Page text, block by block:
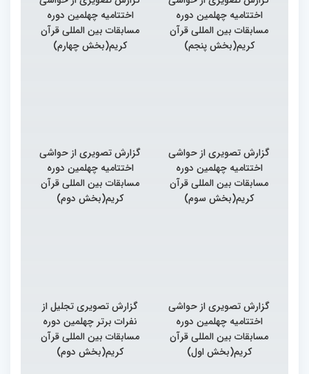
اختتامیه چهلمین دوره
مسابقات بین المللی قرآن
کریم(بخش پنجم)
اختتامیه چهلمین دوره
مسابقات بین المللی قرآن
کریم(بخش چهارم)
گزارش تصویری از حواشی
اختتامیه چهلمین دوره
مسابقات بین المللی قرآن
کریم(بخش سوم)
گزارش تصویری از حواشی
اختتامیه چهلمین دوره
مسابقات بین المللی قرآن
کریم(بخش دوم)
گزارش تصویری از حواشی
اختتامیه چهلمین دوره
مسابقات بین المللی قرآن
کریم(بخش اول)
گزارش تصویری تجلیل از
نفرات برتر چهلمین دوره
مسابقات بین المللی قرآن
کریم(بخش دوم)